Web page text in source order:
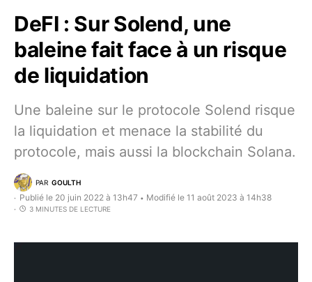
DeFI : Sur Solend, une
baleine fait face à un risque
de liquidation
Une baleine sur le protocole Solend risque
la liquidation et menace la stabilité du
protocole, mais aussi la blockchain Solana.
PAR GOULTH
Publié le 20 juin 2022 à 13h47 • Modifié le 11 août 2023 à 14h38
3 MINUTES DE LECTURE